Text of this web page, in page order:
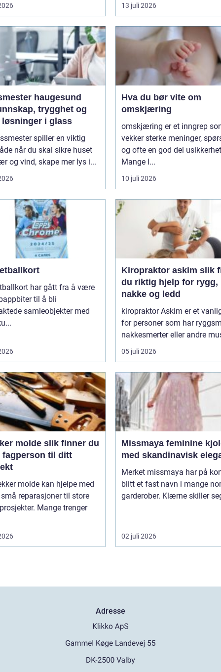
13 juli 2026
haugesund
trygghet og
løsninger i glass
spiller en viktig
når du skal sikre huset
og vind, skape mer lys i...
Hva du bør vite om
omskjæring
omskjæring er et inngrep
vekker sterke meninger,
og ofte en god del
Mange l...
10 juli 2026
har gått fra å være
til å bli
samleobjekter med
Kiropraktor askim slik finner
du riktig hjelp for rygg,
nakke og ledd
kiropraktor Askim er et
for personer som har
nakkesmerter eller andre
05 juli 2026
slik finner du
til ditt
molde kan hjelpe med
reparasjoner til store
Mange trenger
Missmaya feminine kjoler
med skandinavisk
Merket missmaya har på
blitt et fast navn i mange
garderober. Klærne skiller
02 juli 2026
Adresse